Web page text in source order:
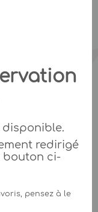
disponible.
redirigé
bouton ci-
pensez à le